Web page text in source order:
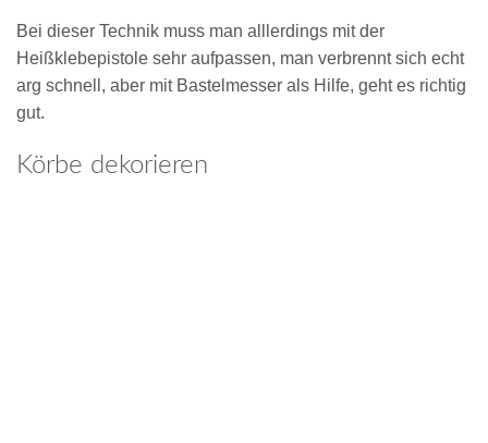
Bei dieser Technik muss man alllerdings mit der
Heißklebepistole sehr aufpassen, man verbrennt sich echt
arg schnell, aber mit Bastelmesser als Hilfe, geht es richtig
gut.
Körbe dekorieren